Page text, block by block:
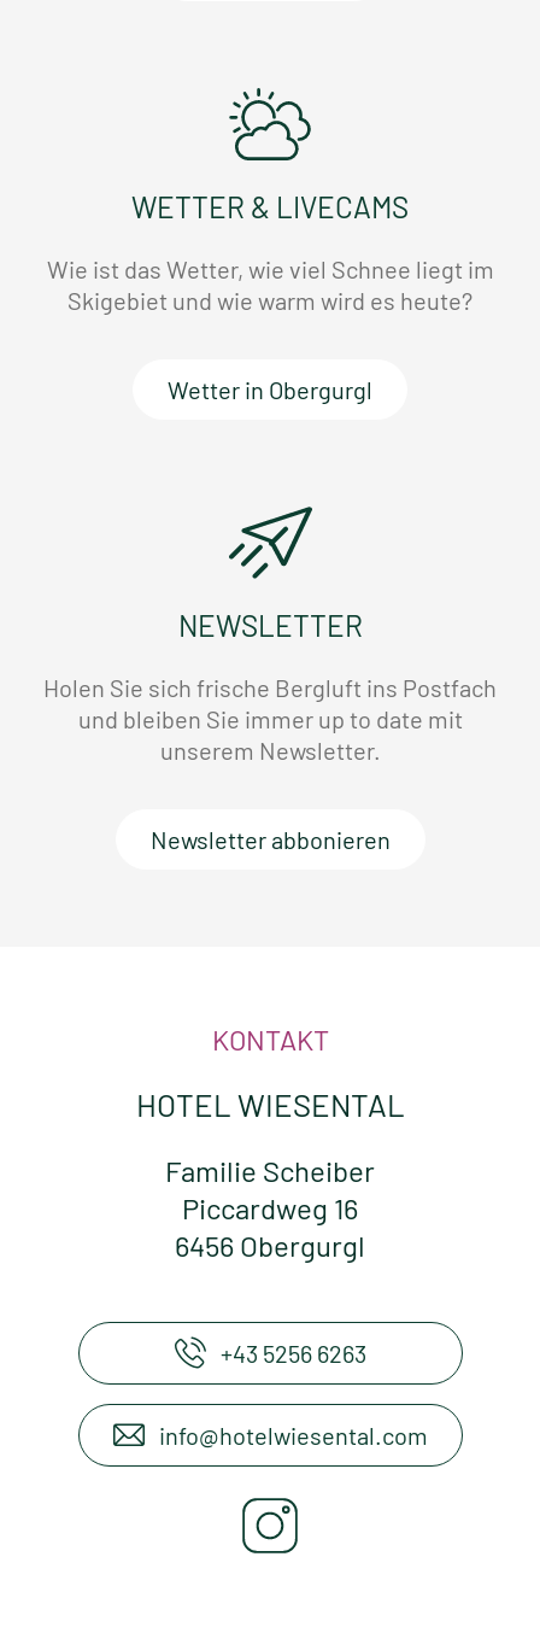
WETTER & LIVECAMS
Wie ist das Wetter, wie viel Schnee liegt im
Skigebiet und wie warm wird es heute?
Wetter in Obergurgl
NEWSLETTER
Holen Sie sich frische Bergluft ins Postfach
und bleiben Sie immer up to date mit
unserem Newsletter.
Newsletter abbonieren
KONTAKT
HOTEL WIESENTAL
Familie Scheiber
Piccardweg 16
6456 Obergurgl
+43 5256 6263
info@hotelwiesental.com